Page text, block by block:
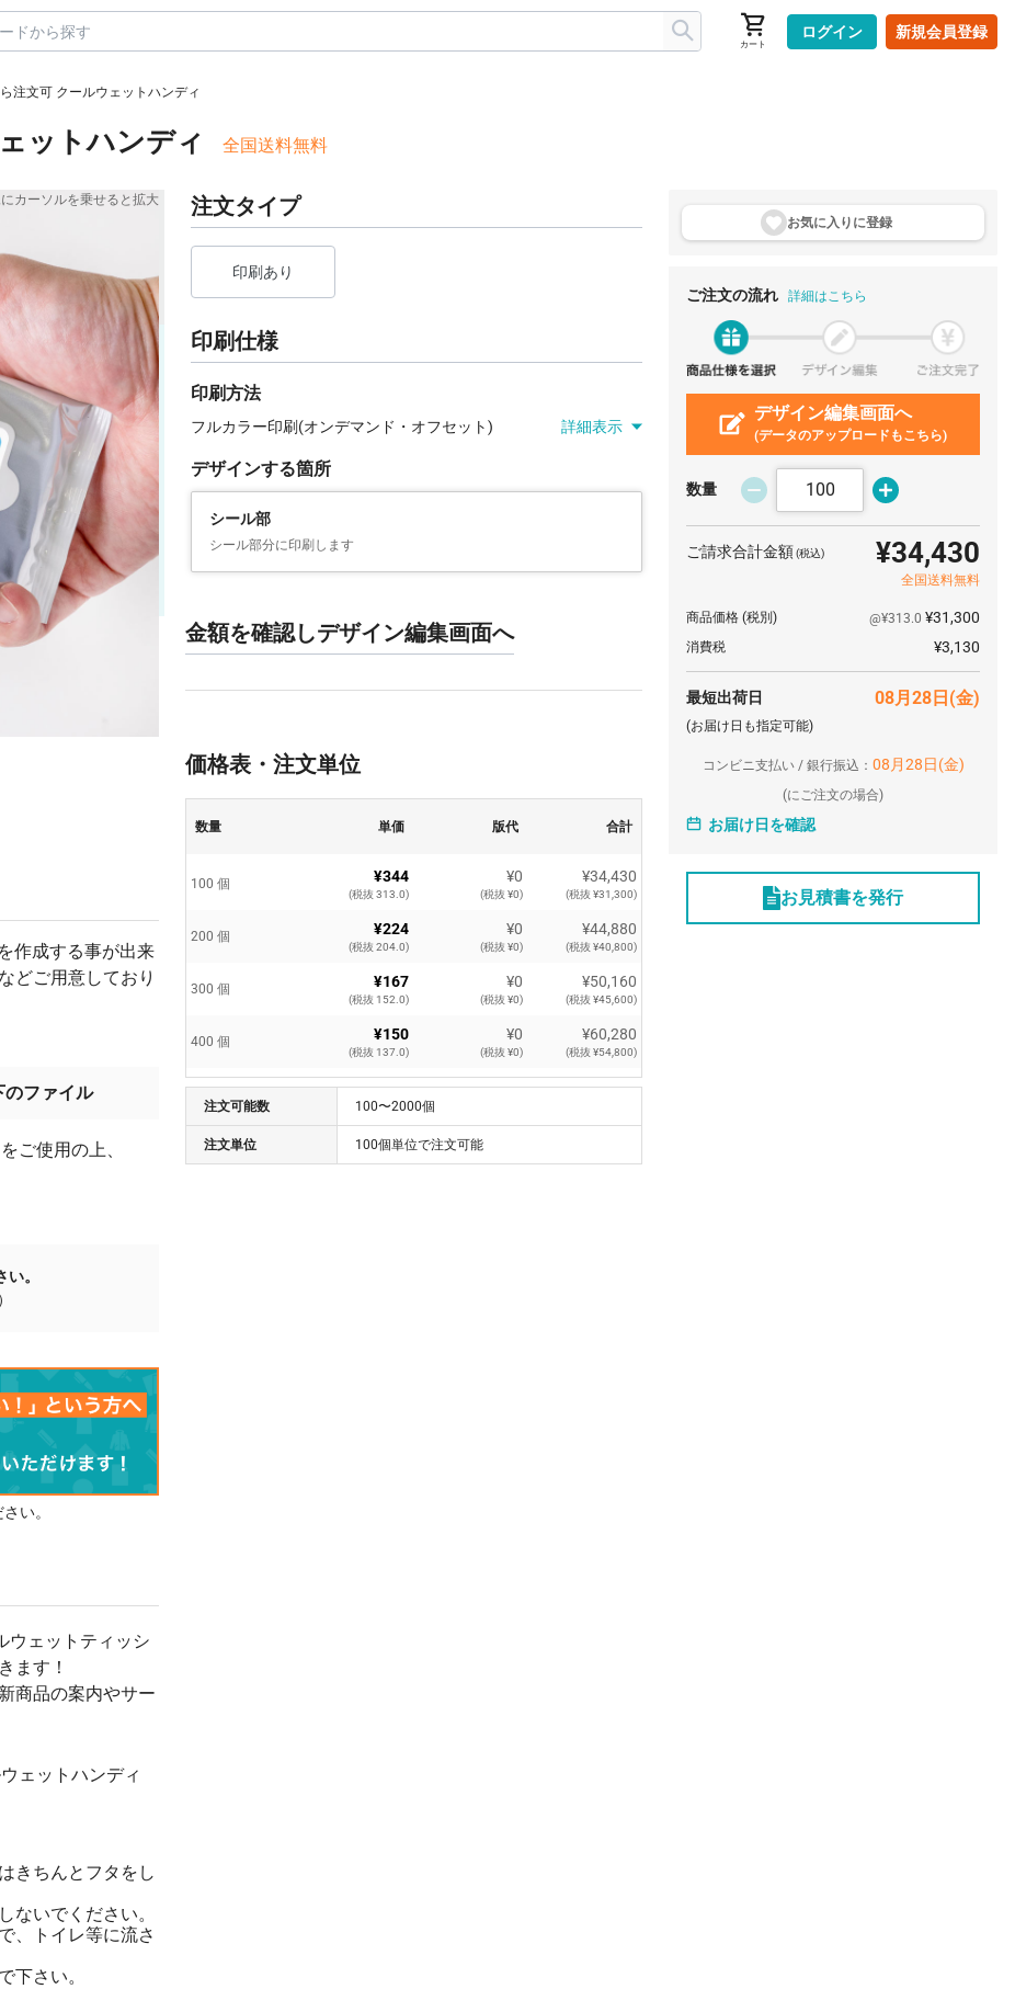
カート
ログイン 新規会員登録
注文可 クールウェットハンディ
ットハンディ 全国送料無料
カーソルを乗せると拡大
作成する事が出来
どご用意しており
のファイル
をご使用の上、
。
い。
ウェットティッシ
ます！
商品の案内やサー
ェットハンディ
きちんとフタをし
ないでください。
、トイレ等に流さ
下さい。
注文タイプ
印刷あり
印刷仕様
印刷方法
フルカラー印刷(オンデマンド・オフセット) 詳細表示
デザインする箇所
シール部
シール部分に印刷します
金額を確認しデザイン編集画面へ
価格表・注文単位
数量 単価 版代 合計
100 個 ¥344
(税抜 313.0)
¥0
(税抜 ¥0)
¥34,430
(税抜 ¥31,300)
200 個 ¥224
(税抜 204.0)
¥0
(税抜 ¥0)
¥44,880
(税抜 ¥40,800)
300 個 ¥167
(税抜 152.0)
¥0
(税抜 ¥0)
¥50,160
(税抜 ¥45,600)
400 個 ¥150
(税抜 137.0)
¥0
(税抜 ¥0)
¥60,280
(税抜 ¥54,800)
¥138
(税抜 126.0)
¥0 ¥69,300
600 個 ¥132
注文可能数 100〜2000個
注文単位 100個単位で注文可能
お気に入りに登録
ご注文の流れ 詳細はこちら
デザイン編集画面へ
(データのアップロードもこちら)
数量
ご請求合計金額(税込) ¥34,430
全国送料無料
商品価格 (税別) @¥313.0 ¥31,300
消費税 ¥3,130
最短出荷日 08月28日(金)
(お届け日も指定可能)
コンビニ支払い / 銀行振込： 08月28日(金)
(にご注文の場合)
お届け日を確認
お見積書を発行